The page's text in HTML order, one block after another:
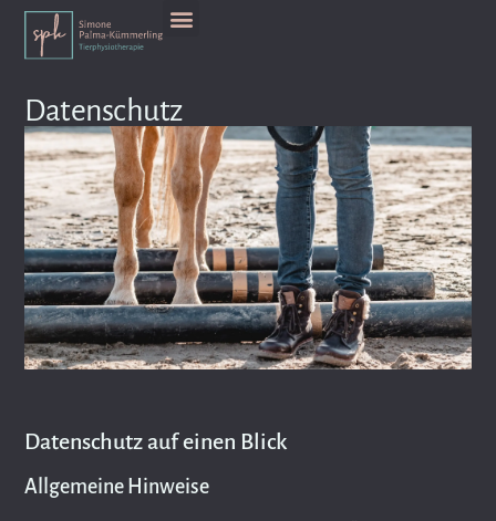
Datenschutz
Datenschutz auf einen Blick
Allgemeine Hinweise